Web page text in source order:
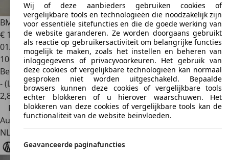
BMW X1SDrive20i Business Airco, Navigatie, LMV,Panodak
€ 10.950€ 11.500,-
01/2012
106.040 km
Benzine
- (l/100 km)
2,8
Prijsdaling
Autobedrijf
NL 2371 BP
Wij of deze aanbieders gebruiken cookies of
vergelijkbare tools en technologieën die noodzakelijk zijn
voor essentiële sitefuncties en die de goede werking van
de website garanderen. Ze worden doorgaans gebruikt
als reactie op gebruikersactiviteit om belangrijke functies
mogelijk te maken, zoals het instellen en beheren van
inloggegevens of privacyvoorkeuren. Het gebruik van
deze cookies of vergelijkbare technologieën kan normaal
gesproken niet worden uitgeschakeld. Bepaalde
browsers kunnen deze cookies of vergelijkbare tools
echter blokkeren of u hierover waarschuwen. Het
blokkeren van deze cookies of vergelijkbare tools kan de
functionaliteit van de website beïnvloeden.
Geavanceerde paginafuncties